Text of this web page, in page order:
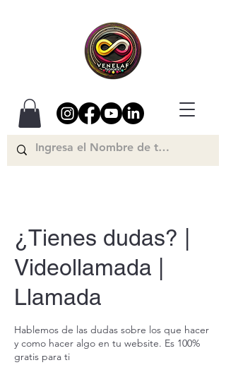
¿Tienes dudas? |
Videollamada |
Llamada
Hablemos de las dudas sobre los que hacer
y como hacer algo en tu website. Es 100%
gratis para ti